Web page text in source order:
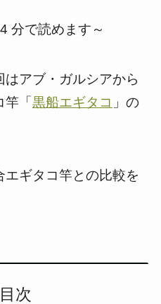
分で読めます～
はアブ・ガルシアから
「 黒船エギタコ 」の
ギタコ竿との比較を
目次